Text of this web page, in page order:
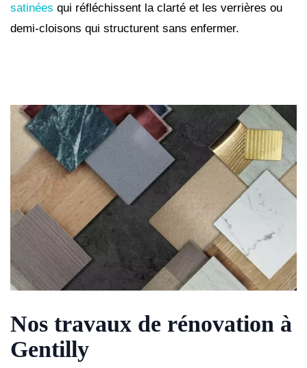
satinées qui réfléchissent la clarté et les verrières ou
demi-cloisons qui structurent sans enfermer.
Nos travaux de rénovation à
Gentilly